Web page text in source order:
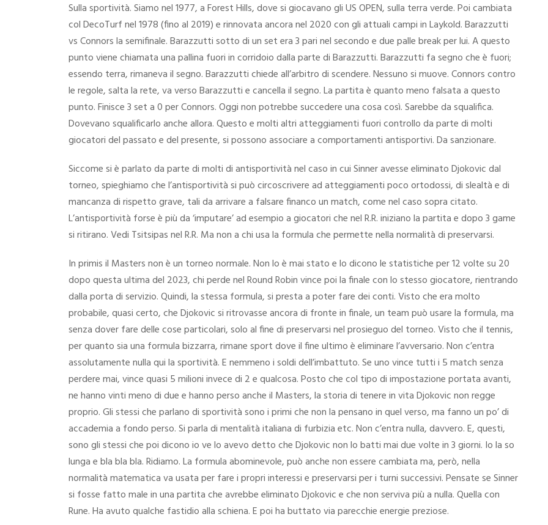
Sulla sportività. Siamo nel 1977, a Forest Hills, dove si giocavano gli US OPEN, sulla terra verde. Poi cambiata
col DecoTurf nel 1978 (fino al 2019) e rinnovata ancora nel 2020 con gli attuali campi in Laykold. Barazzutti
vs Connors la semifinale. Barazzutti sotto di un set era 3 pari nel secondo e due palle break per lui. A questo
punto viene chiamata una pallina fuori in corridoio dalla parte di Barazzutti. Barazzutti fa segno che è fuori;
essendo terra, rimaneva il segno. Barazzutti chiede all’arbitro di scendere. Nessuno si muove. Connors contro
le regole, salta la rete, va verso Barazzutti e cancella il segno. La partita è quanto meno falsata a questo
punto. Finisce 3 set a 0 per Connors. Oggi non potrebbe succedere una cosa così. Sarebbe da squalifica.
Dovevano squalificarlo anche allora. Questo e molti altri atteggiamenti fuori controllo da parte di molti
giocatori del passato e del presente, si possono associare a comportamenti antisportivi. Da sanzionare.
Siccome si è parlato da parte di molti di antisportività nel caso in cui Sinner avesse eliminato Djokovic dal
torneo, spieghiamo che l’antisportività si può circoscrivere ad atteggiamenti poco ortodossi, di slealtà e di
mancanza di rispetto grave, tali da arrivare a falsare financo un match, come nel caso sopra citato.
L’antisportività forse è più da ‘imputare’ ad esempio a giocatori che nel R.R. iniziano la partita e dopo 3 game
si ritirano. Vedi Tsitsipas nel R.R. Ma non a chi usa la formula che permette nella normalità di preservarsi.
In primis il Masters non è un torneo normale. Non lo è mai stato e lo dicono le statistiche per 12 volte su 20
dopo questa ultima del 2023, chi perde nel Round Robin vince poi la finale con lo stesso giocatore, rientrando
dalla porta di servizio. Quindi, la stessa formula, si presta a poter fare dei conti. Visto che era molto
probabile, quasi certo, che Djokovic si ritrovasse ancora di fronte in finale, un team può usare la formula, ma
senza dover fare delle cose particolari, solo al fine di preservarsi nel prosieguo del torneo. Visto che il tennis,
per quanto sia una formula bizzarra, rimane sport dove il fine ultimo è eliminare l’avversario. Non c’entra
assolutamente nulla qui la sportività. E nemmeno i soldi dell’imbattuto. Se uno vince tutti i 5 match senza
perdere mai, vince quasi 5 milioni invece di 2 e qualcosa. Posto che col tipo di impostazione portata avanti,
ne hanno vinti meno di due e hanno perso anche il Masters, la storia di tenere in vita Djokovic non regge
proprio. Gli stessi che parlano di sportività sono i primi che non la pensano in quel verso, ma fanno un po’ di
accademia a fondo perso. Si parla di mentalità italiana di furbizia etc. Non c’entra nulla, davvero. E, questi,
sono gli stessi che poi dicono io ve lo avevo detto che Djokovic non lo batti mai due volte in 3 giorni. Io la so
lunga e bla bla bla. Ridiamo. La formula abominevole, può anche non essere cambiata ma, però, nella
normalità matematica va usata per fare i propri interessi e preservarsi per i turni successivi. Pensate se Sinner
si fosse fatto male in una partita che avrebbe eliminato Djokovic e che non serviva più a nulla. Quella con
Rune. Ha avuto qualche fastidio alla schiena. E poi ha buttato via parecchie energie preziose.